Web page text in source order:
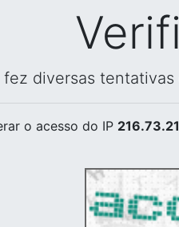
fez diversas
o acesso do IP